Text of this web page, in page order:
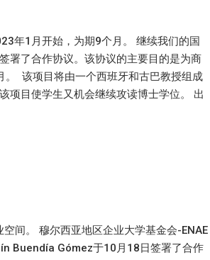
年1月开始，为期9个月。 继续我们的国
署了合作协议。该协议的主要目的是为商
该项目将由一个西班牙和古巴教授组成
项目使学生又机会继续攻读博士学位。 出
间。 穆尔西亚地区企业大学基金会-ENAE
Buendía Gómez于10月18日签署了合作